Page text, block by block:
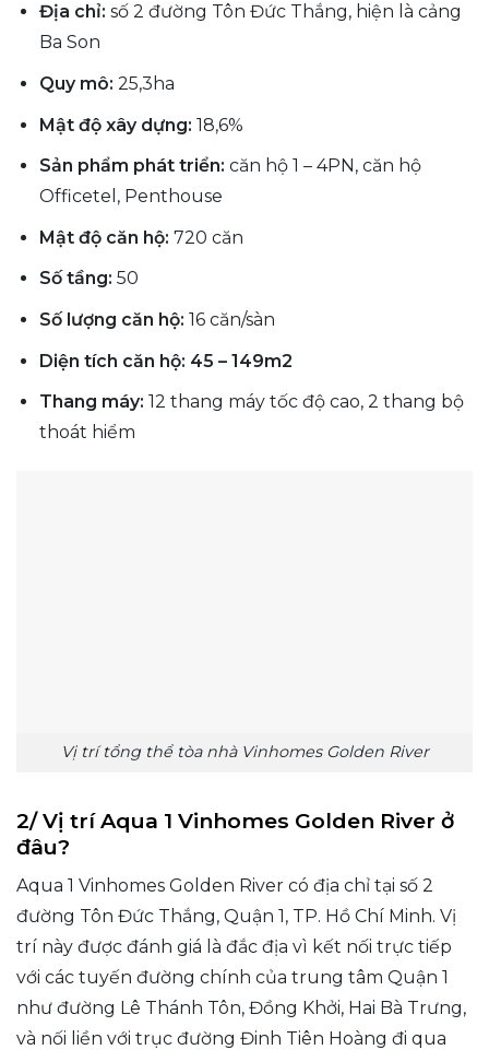
Địa chỉ: số 2 đường Tôn Đức Thắng, hiện là cảng
Ba Son
Quy mô: 25,3ha
Mật độ xây dựng: 18,6%
Sản phẩm phát triển: căn hộ 1 – 4PN, căn hộ
Officetel, Penthouse
Mật độ căn hộ: 720 căn
Số tầng: 50
Số lượng căn hộ: 16 căn/sàn
Diện tích căn hộ: 45 – 149m2
Thang máy: 12 thang máy tốc độ cao, 2 thang bộ
thoát hiểm
Vị trí tổng thể tòa nhà Vinhomes Golden River
2/ Vị trí Aqua 1 Vinhomes Golden River ở
đâu?
Aqua 1 Vinhomes Golden River có địa chỉ tại số 2
đường Tôn Đức Thắng, Quận 1, TP. Hồ Chí Minh. Vị
trí này được đánh giá là đắc địa vì kết nối trực tiếp
với các tuyến đường chính của trung tâm Quận 1
như đường Lê Thánh Tôn, Đồng Khởi, Hai Bà Trưng,
và nối liền với trục đường Đinh Tiên Hoàng đi qua